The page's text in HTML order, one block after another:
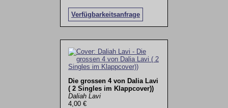
Verfügbarkeitsanfrage
Die grossen 4 von Dalia Lavi
( 2 Singles im Klappcover))
Daliah Lavi
4,00 €